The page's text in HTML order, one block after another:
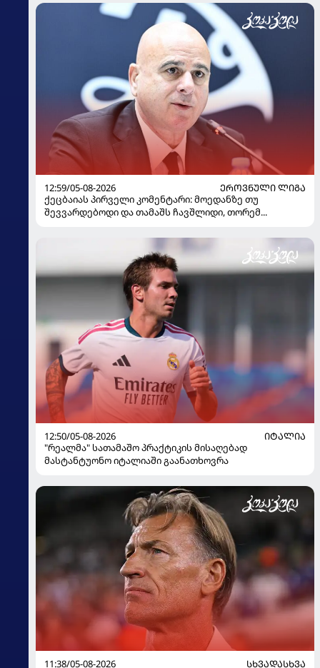
12:59/05-08-2026
ᲔᲠᲝᲕᲜᲣᲚᲘ ᲚᲘᲒᲐ
ქეცბაიას პირველი კომენტარი: მოედანზე თუ
შევვარდებოდი და თამაშს ჩავშლიდი, თორემ...
12:50/05-08-2026
ᲘᲢᲐᲚᲘᲐ
"რეალმა" სათამაშო პრაქტიკის მისაღებად
მასტანტუონო იტალიაში გაანათხოვრა
11:38/05-08-2026 ᲡᲮᲕᲐᲓᲐᲡᲮᲕᲐ